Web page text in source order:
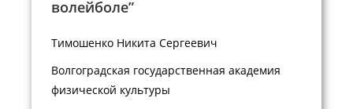
волейболе”
Тимошенко Никита Сергеевич
Волгоградская государственная академия
физической культуры